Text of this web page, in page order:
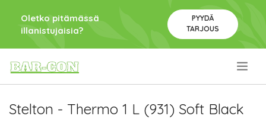
Oletko pitämässä
illanistujaisia?
PYYDÄ
TARJOUS
Stelton - Thermo 1 L (931) Soft Black